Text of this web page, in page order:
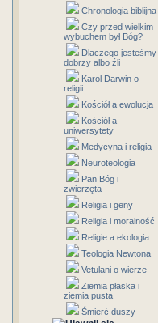
Chronologia biblijna
Czy przed wielkim
wybuchem był Bóg?
Dlaczego jesteśmy
dobrzy albo źli
Karol Darwin o
religii
Kościół a ewolucja
Kościół a
uniwersytety
Medycyna i religia
Neuroteologia
Pan Bóg i
zwierzęta
Religia i geny
Religia i moralność
Religie a ekologia
Teologia Newtona
Vetulani o wierze
Ziemia płaska i
ziemia pusta
Śmierć duszy